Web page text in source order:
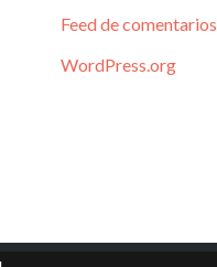
Feed de comentarios
WordPress.org